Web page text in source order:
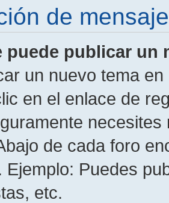
de
puede publicar un
un nuevo tema
en el enlace de
de cada foro
Ejemplo: Puedes
etc.